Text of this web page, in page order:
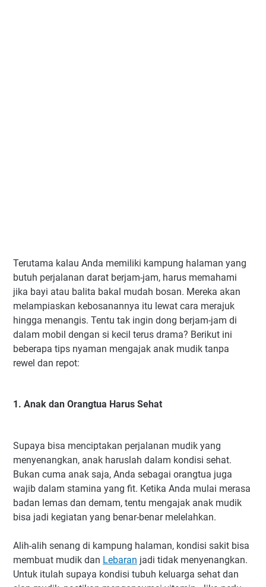
Terutama kalau Anda memiliki kampung halaman yang
butuh perjalanan darat berjam-jam, harus memahami
jika bayi atau balita bakal mudah bosan. Mereka akan
melampiaskan kebosanannya itu lewat cara merajuk
hingga menangis. Tentu tak ingin dong berjam-jam di
dalam mobil dengan si kecil terus drama? Berikut ini
beberapa tips nyaman mengajak anak mudik tanpa
rewel dan repot:
1. Anak dan Orangtua Harus Sehat
Supaya bisa menciptakan perjalanan mudik yang
menyenangkan, anak haruslah dalam kondisi sehat.
Bukan cuma anak saja, Anda sebagai orangtua juga
wajib dalam stamina yang fit. Ketika Anda mulai merasa
badan lemas dan demam, tentu mengajak anak mudik
bisa jadi kegiatan yang benar-benar melelahkan.
Alih-alih senang di kampung halaman, kondisi sakit bisa
membuat mudik dan Lebaran jadi tidak menyenangkan.
Untuk itulah supaya kondisi tubuh keluarga sehat dan